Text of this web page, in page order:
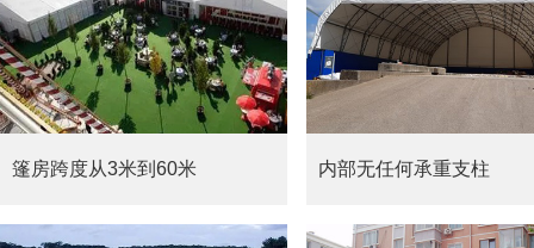
篷房跨度从3米到60米 内部无任何承重支柱